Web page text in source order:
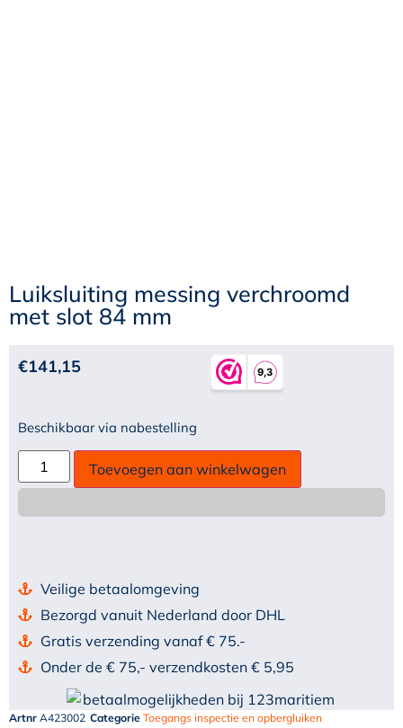
Luiksluiting messing verchroomd
met slot 84 mm
€141,15
Beschikbaar via nabestelling
Toevoegen aan winkelwagen
Veilige betaalomgeving
Bezorgd vanuit Nederland door DHL
Gratis verzending vanaf € 75.-
Onder de € 75,- verzendkosten € 5,95
Artnr A423002 Categorie Toegangs inspectie en opbergluiken